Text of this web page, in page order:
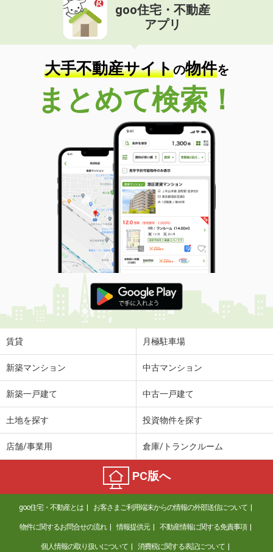
価 格
住 所
鹿児島県薩摩川内市御陵下町
専有面積 24m²
間取り
1K
鹿児島県薩摩川内市宮崎町
価 格
4.70万円
鹿児島県薩摩川内市宮崎町
31.32m²
間取り
1LDK
鹿児島県薩摩川内市大王町
価 格
4.50万円
住 所
鹿児島県薩摩川内市大王町
専有面積 28.02m²
間取り
1K
鹿児島県霧島市隼人町真孝
価 格
5.50万円
住 所
鹿児島県霧島市隼人町真孝
専有面積
鹿児島県鹿児島市田上台１
6.70万円
鹿児島県薩摩川内市西開聞町
4.70万円
住 所
鹿児島県薩摩川内市西開聞町
専有面積 28.02m²
間取り
1K
鹿児島県薩摩川内市西開聞町
goo住宅・不動産
アプリ
大手不動産サイトの物件を
まとめて検索！
賃貸 月極駐車場
新築マンション 中古マンション
新築一戸建て 中古一戸建て
土地を探す 投資物件を探す
店舗/事業用 倉庫/トランクルーム
PC版へ
goo住宅・不動産とは お客さまご利用端末からの情報の外部送信について
物件に関するお問合せの流れ 情報提供元 不動産情報に関する免責事項
個人情報の取り扱いについて 消費税に関する表記について